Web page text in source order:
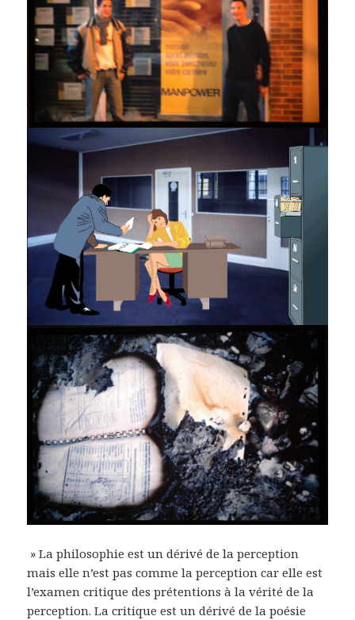
» La philosophie est un dérivé de la perception
mais elle n’est pas comme la perception car elle est
l’examen critique des prétentions à la vérité de la
perception. La critique est un dérivé de la poésie